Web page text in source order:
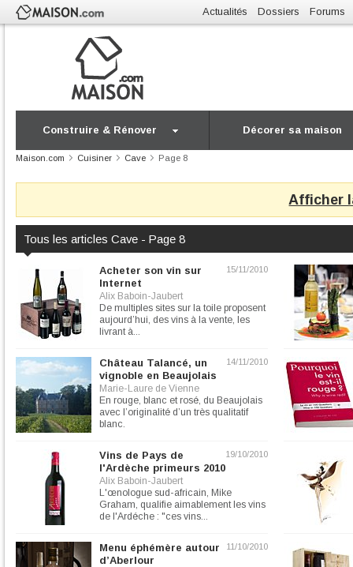
Actualités Dossiers Forums
Construire & Rénover Décorer sa maison
Maison.com Cuisiner Cave Page 8
Afficher
Tous les articles Cave - Page 8
15/11/2010
Acheter son vin sur
Internet
Alix Baboin-Jaubert
De multiples sites sur la toile proposent
aujourd’hui, des vins à la vente, les
livrant à...
14/11/2010
Château Talancé, un
vignoble en Beaujolais
Marie-Laure de Vienne
En rouge, blanc et rosé, du Beaujolais
avec l’originalité d’un très qualitatif
blanc.
19/10/2010
Vins de Pays de
l'Ardèche primeurs 2010
Alix Baboin-Jaubert
L'œnologue sud-africain, Mike
Graham, qualifie aimablement les vins
de l'Ardéche : "ces vins...
11/10/2010
Menu éphémère autour
d’Aberlour